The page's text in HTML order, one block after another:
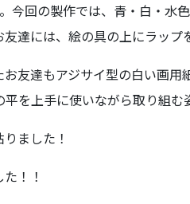
今回の製作では、青・白・
達には、絵の具の上にラップ
友達もアジサイ型の白い画
を上手に使いながら取り組む
ました！
！！